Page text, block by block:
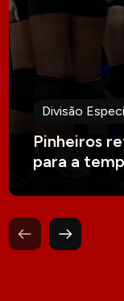
Divisão
Pinheiros
para a